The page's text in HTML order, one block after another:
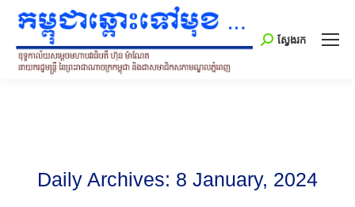
Search:
ស្វែងរក
Daily Archives: 8 January, 2024